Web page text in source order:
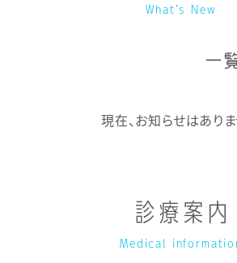
What’s New
一
現在、お知らせはあり
診療案内
Medical